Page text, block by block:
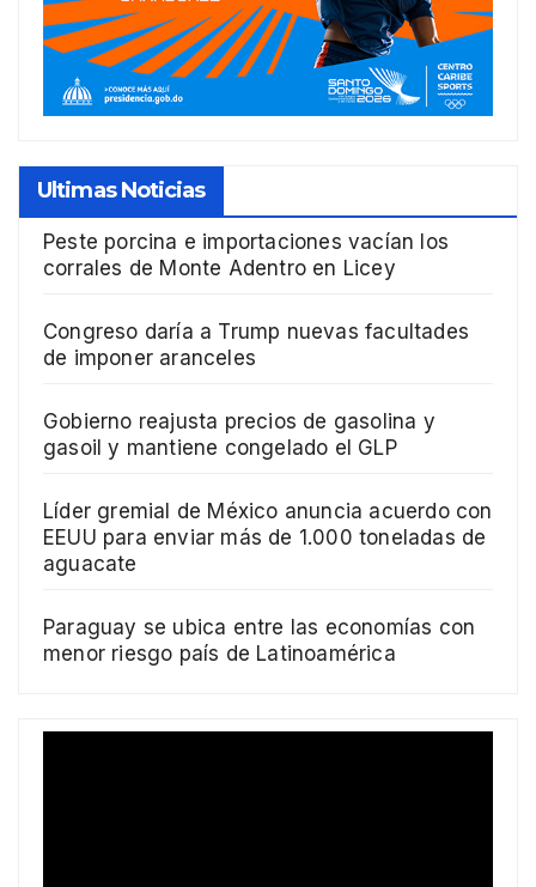
Ultimas Noticias
Peste porcina e importaciones vacían los
corrales de Monte Adentro en Licey
Congreso daría a Trump nuevas facultades
de imponer aranceles
Gobierno reajusta precios de gasolina y
gasoil y mantiene congelado el GLP
Líder gremial de México anuncia acuerdo con
EEUU para enviar más de 1.000 toneladas de
aguacate
Paraguay se ubica entre las economías con
menor riesgo país de Latinoamérica